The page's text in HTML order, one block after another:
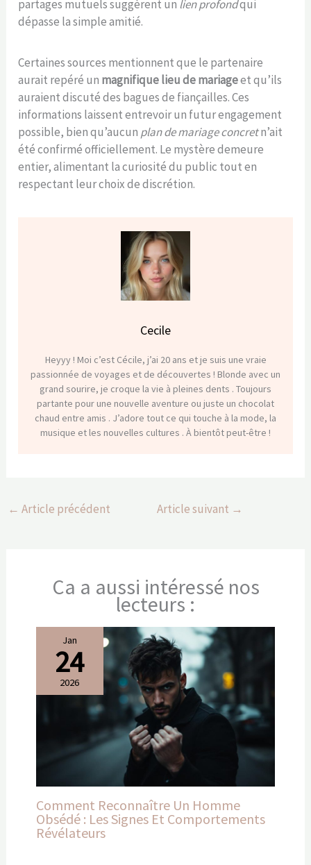
partages mutuels suggèrent un lien profondqui
dépasse la simple amitié.
Certaines sources mentionnent que le partenaire
aurait repéré un magnifique lieu de mariageet qu’ils
auraient discuté des bagues de fiançailles. Ces
informations laissent entrevoir un futur engagement
possible, bien qu’aucun plan de mariage concretn’ait
été confirmé officiellement. Le mystère demeure
entier, alimentant la curiosité du public tout en
respectant leur choix de discrétion.
Cecile
Heyyy ! Moi c’est Cécile, j’ai 20 ans et je suis une vraie
passionnée de voyages et de découvertes ! Blonde avec un
grand sourire, je croque la vie à pleines dents . Toujours
partante pour une nouvelle aventure ou juste un chocolat
chaud entre amis . J’adore tout ce qui touche à la mode, la
musique et les nouvelles cultures . À bientôt peut-être !
← Article précédent Article suivant →
Ca a aussi intéressé nos
lecteurs :
Jan
24
2026
Comment Reconnaître Un Homme
Obsédé : Les Signes Et Comportements
Révélateurs